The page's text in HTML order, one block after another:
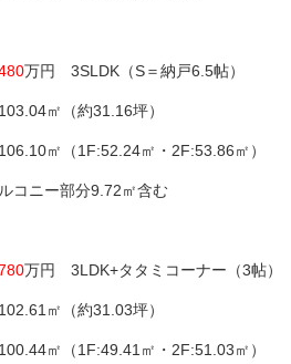
万円 3SLDK（S＝納戸6.5帖）
㎡（約31.16坪）
㎡（1F:52.24㎡・2F:53.86㎡）
コニー部分9.72㎡含む
万円 3LDK+タタミコーナー（3帖）
㎡（約31.03坪）
㎡（1F:49.41㎡・2F:51.03㎡）